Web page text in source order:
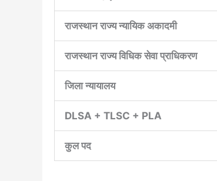
राजस्थान राज्य न्यायिक अकादमी
राजस्थान राज्य विधिक सेवा प्राधिकरण
जिला न्यायालय
DLSA + TLSC + PLA
कुल पद